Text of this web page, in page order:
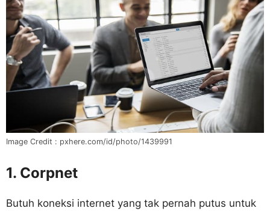
Image Credit : pxhere.com/id/photo/1439991
1. Corpnet
Butuh koneksi internet yang tak pernah putus untuk